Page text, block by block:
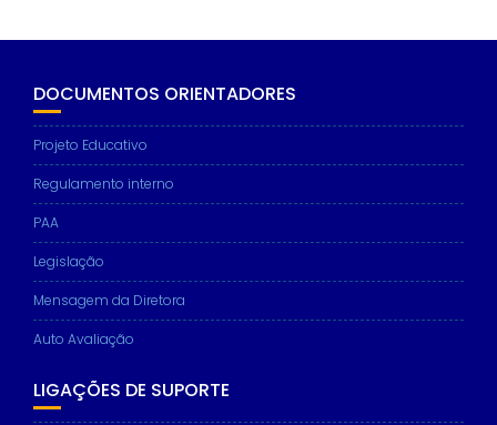
DOCUMENTOS ORIENTADORES
Projeto Educativo
Regulamento interno
PAA
Legislação
Mensagem da Diretora
Auto Avaliação
LIGAÇÕES DE SUPORTE